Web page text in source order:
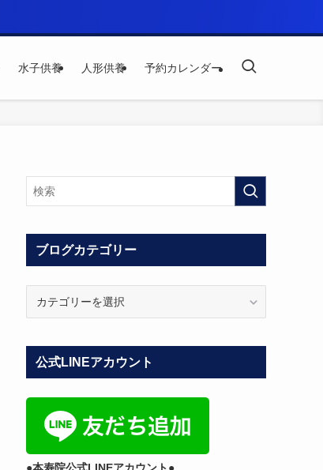
水子供養 人形供養 予約カレンダー
ブログカテゴリー
カ
テ
ゴ
リ
公式LINEアカウント